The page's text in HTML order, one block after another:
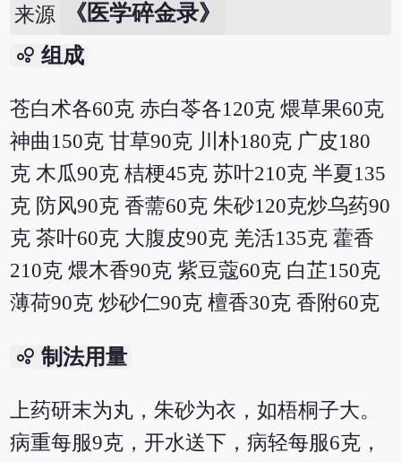
来源 《医学碎金录》
bubble_chart 组成
苍白术各60克 赤白苓各120克 煨草果60克
神曲150克 甘草90克 川朴180克 广皮180
克 木瓜90克 桔梗45克 苏叶210克 半夏135
克 防风90克 香薷60克 朱砂120克炒乌药90
克 茶叶60克 大腹皮90克 羌活135克 藿香
210克 煨木香90克 紫豆蔻60克 白芷150克
薄荷90克 炒砂仁90克 檀香30克 香附60克
bubble_chart 制法用量
上药研末为丸，朱砂为衣，如梧桐子大。
病重每服9克，开水送下，病轻每服6克，